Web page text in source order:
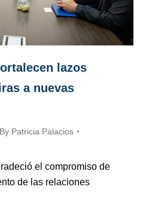
lazos
a nuevas
By Patricia Palacios
el compromiso de
de las relaciones